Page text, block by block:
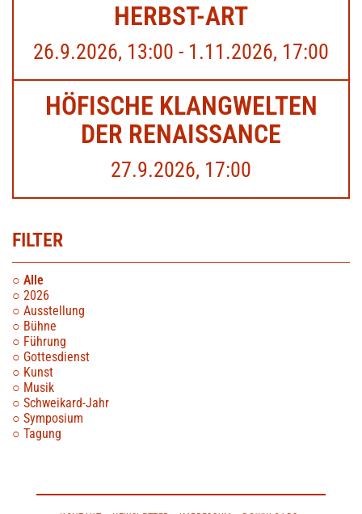
HERBST-ART
26.9.2026, 13:00 - 1.11.2026, 17:00
HÖFISCHE KLANGWELTEN
DER RENAISSANCE
27.9.2026, 17:00
FILTER
Alle
2026
Ausstellung
Bühne
Führung
Gottesdienst
Kunst
Musik
Schweikard-Jahr
Symposium
Tagung